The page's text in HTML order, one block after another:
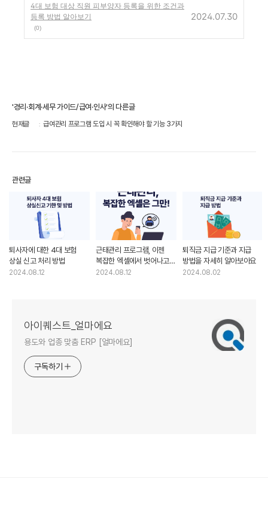
4대 보험 대상 직원 피부양자 등록을 위한 조건과
등록 방법 알아보기
(0)
2024.07.30
'경리·회계·세무 가이드/급여·인사'의 다른글
현재글 급여관리 프로그램 도입 시 꼭 확인해야 할 기능 3가지
관련글
퇴사자에 대한 4대 보험
상실 신고 처리 방법
2024.08.12
근태관리 프로그램, 이젠
복잡한 엑셀에서 벗어나고
싶다면?
2024.08.12
퇴직금 지급 기준과 지급
방법을 자세히 알아보아요
2024.08.02
아이퀘스트_얼마에요
용도와 업종 맞춤 ERP [얼마에요]
구독하기